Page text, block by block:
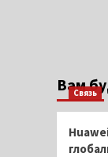
ВамСвязь